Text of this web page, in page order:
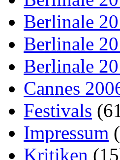
Berlinale
Berlinale
Berlinale
Cannes
Festivals
Impressum
Kritiken